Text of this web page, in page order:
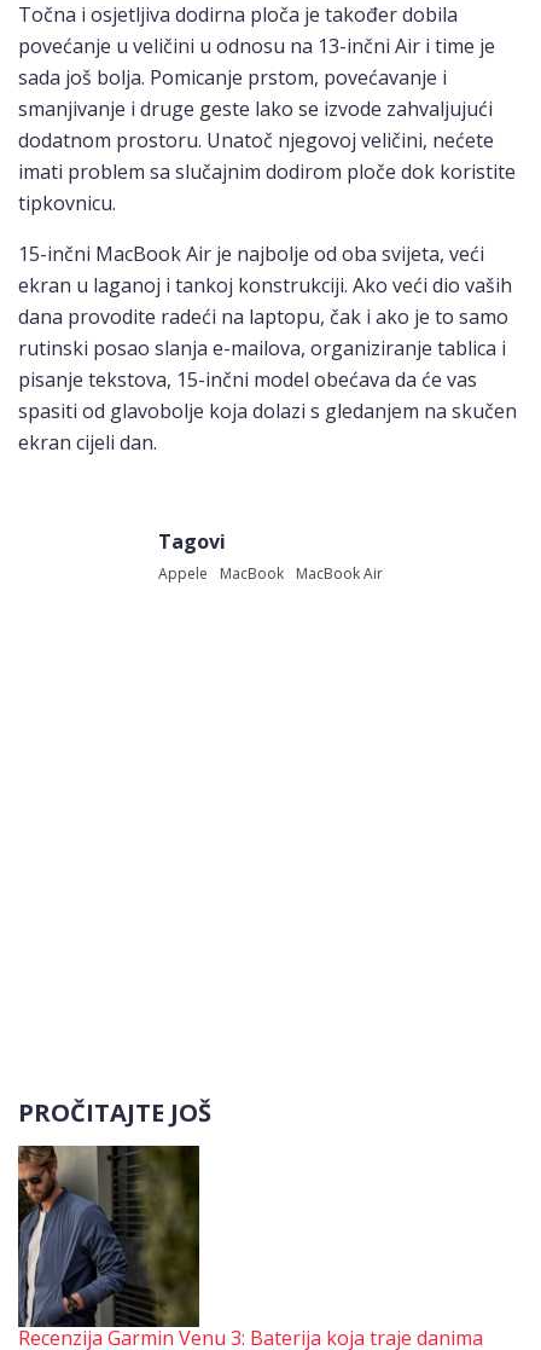
Točna i osjetljiva dodirna ploča je također dobila
povećanje u veličini u odnosu na 13-inčni Air i time je
sada još bolja. Pomicanje prstom, povećavanje i
smanjivanje i druge geste lako se izvode zahvaljujući
dodatnom prostoru. Unatoč njegovoj veličini, nećete
imati problem sa slučajnim dodirom ploče dok koristite
tipkovnicu.
15-inčni MacBook Air je najbolje od oba svijeta, veći
ekran u laganoj i tankoj konstrukciji. Ako veći dio vaših
dana provodite radeći na laptopu, čak i ako je to samo
rutinski posao slanja e-mailova, organiziranje tablica i
pisanje tekstova, 15-inčni model obećava da će vas
spasiti od glavobolje koja dolazi s gledanjem na skučen
ekran cijeli dan.
Tagovi
Appele MacBook MacBook Air
PROČITAJTE JOŠ
Recenzija Garmin Venu 3: Baterija koja traje danima